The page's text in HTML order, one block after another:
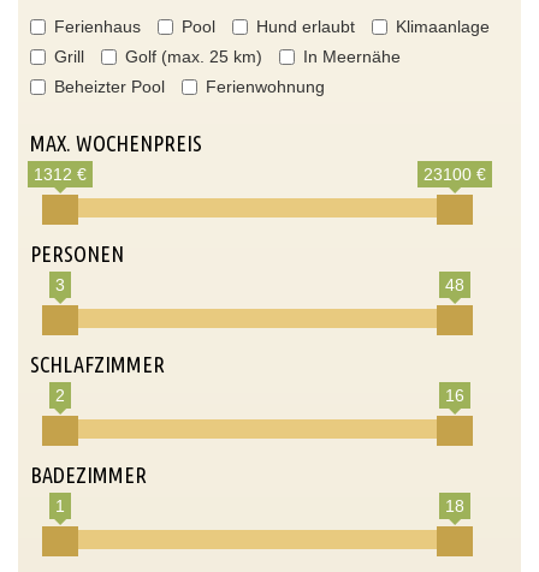
Ferienhaus Pool Hund erlaubt
Klimaanlage
Grill
Golf (max. 25 km)
In Meernähe
Beheizter Pool
Ferienwohnung
MAX. WOCHENPREIS
1312 € 23100 €
PERSONEN
3 48
SCHLAFZIMMER
2 16
BADEZIMMER
1 18